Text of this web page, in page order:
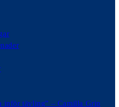
inför tävling” – Camilla Grip